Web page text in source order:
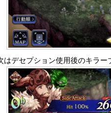
はデセプション使用後のキラー